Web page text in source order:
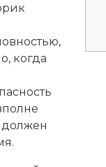
когда
должен